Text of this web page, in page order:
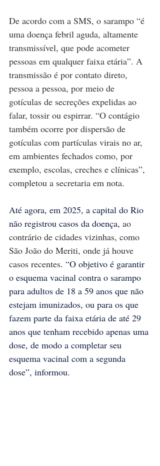
De acordo com a SMS, o sarampo “é
uma doença febril aguda, altamente
transmissível, que pode acometer
pessoas em qualquer faixa etária”. A
transmissão é por contato direto,
pessoa a pessoa, por meio de
gotículas de secreções expelidas ao
falar, tossir ou espirrar. “O contágio
também ocorre por dispersão de
gotículas com partículas virais no ar,
em ambientes fechados como, por
exemplo, escolas, creches e clínicas”,
completou a secretaria em nota.
Até agora, em 2025, a capital do Rio
não registrou casos da doença, ao
contrário de cidades vizinhas, como
São João do Meriti, onde já houve
casos recentes. “O objetivo é garantir
o esquema vacinal contra o sarampo
para adultos de 18 a 59 anos que não
estejam imunizados, ou para os que
fazem parte da faixa etária de até 29
anos que tenham recebido apenas uma
dose, de modo a completar seu
esquema vacinal com a segunda
dose”, informou.